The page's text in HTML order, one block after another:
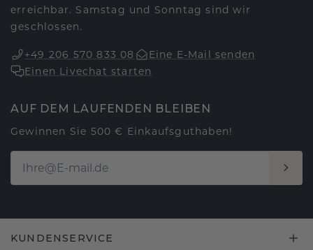
erreichbar. Samstag und Sonntag sind wir
geschlossen.
+49 206 570 833 08
Eine E-Mail senden
Einen Livechat starten
AUF DEM LAUFENDEN BLEIBEN
Gewinnen Sie 500 € Einkaufsguthaben!
KUNDENSERVICE